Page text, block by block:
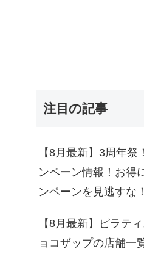
注目の記事
【8月最新】3周年
ンペーン情報！お得
ンペーンを見逃すな！
【8月最新】ピラテ
ョコザップの店舗一